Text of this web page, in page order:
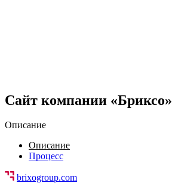
Сайт компании «Бриксо»
Описание
Описание
Процесс
brixogroup.com